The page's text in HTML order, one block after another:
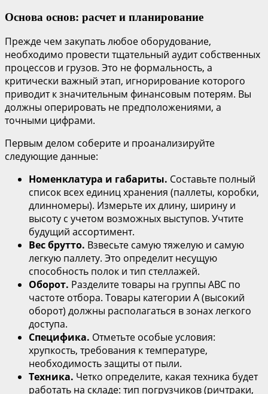
Основа основ: расчет и планирование
Прежде чем закупать любое оборудование,
необходимо провести тщательный аудит собственных
процессов и грузов. Это не формальность, а
критически важный этап, игнорирование которого
приводит к значительным финансовым потерям. Вы
должны оперировать не предположениями, а
точными цифрами.
Первым делом соберите и проанализируйте
следующие данные:
Номенклатура и габариты. Составьте полный
список всех единиц хранения (паллеты, коробки,
длинномеры). Измерьте их длину, ширину и
высоту с учетом возможных выступов. Учтите
будущий ассортимент.
Вес брутто. Взвесьте самую тяжелую и самую
легкую паллету. Это определит несущую
способность полок и тип стеллажей.
Оборот. Разделите товары на группы ABC по
частоте отбора. Товары категории А (высокий
оборот) должны располагаться в зонах легкого
доступа.
Специфика. Отметьте особые условия:
хрупкость, требования к температуре,
необходимость защиты от пыли.
Техника. Четко определите, какая техника будет
работать на складе: тип погрузчиков (ричтраки,